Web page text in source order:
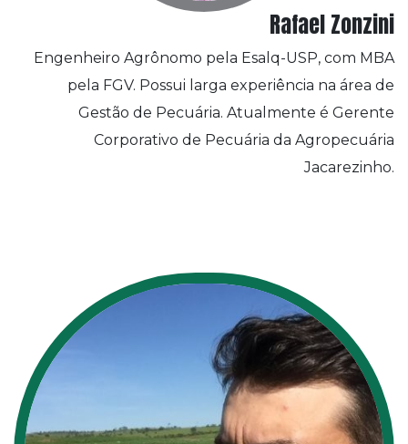
Rafael Zonzini
Engenheiro Agrônomo pela Esalq-USP, com MBA
pela FGV. Possui larga experiência na área de
Gestão de Pecuária. Atualmente é Gerente
Corporativo de Pecuária da Agropecuária
Jacarezinho.